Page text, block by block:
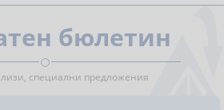
бюлетин
специални предложения